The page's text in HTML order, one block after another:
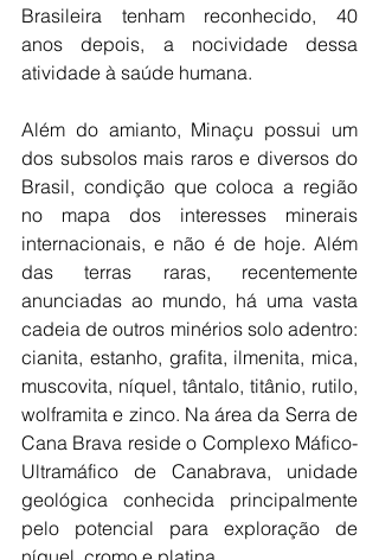
Brasileira tenham reconhecido, 40
anos depois, a nocividade dessa
atividade à saúde humana.
Além do amianto, Minaçu possui um
dos subsolos mais raros e diversos do
Brasil, condição que coloca a região
no mapa dos interesses minerais
internacionais, e não é de hoje. Além
das terras raras, recentemente
anunciadas ao mundo, há uma vasta
cadeia de outros minérios solo adentro:
cianita, estanho, grafita, ilmenita, mica,
muscovita, níquel, tântalo, titânio, rutilo,
wolframita e zinco. Na área da Serra de
Cana Brava reside o Complexo Máfico-
Ultramáfico de Canabrava, unidade
geológica conhecida principalmente
pelo potencial para exploração de